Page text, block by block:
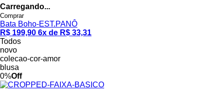
Carregando...
Comprar
Bata Boho-EST.PANÔ
R$ 199,90 6x de R$ 33,31
Todos
novo
colecao-cor-amor
blusa
0%Off